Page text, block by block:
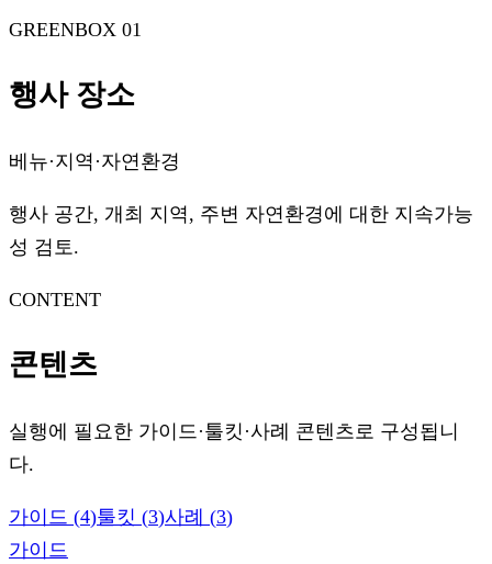
GREENBOX 01
행사 장소
베뉴·지역·자연환경
행사 공간, 개최 지역, 주변 자연환경에 대한 지속가능
성 검토.
CONTENT
콘텐츠
실행에 필요한 가이드·툴킷·사례 콘텐츠로 구성됩니
다.
가이드 (4)툴킷 (3)사례 (3)
가이드